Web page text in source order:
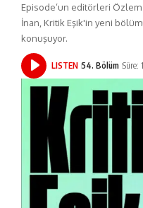
Episode’un editörleri
İnan, Kritik Eşik'in yeni
konuşuyor.
LISTEN 54. Bölüm Süre: